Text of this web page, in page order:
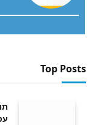
Top Posts